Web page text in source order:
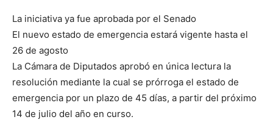
La iniciativa ya fue aprobada por el Senado
El nuevo estado de emergencia estará vigente hasta el
26 de agosto
La Cámara de Diputados aprobó en única lectura la
resolución mediante la cual se prórroga el estado de
emergencia por un plazo de 45 días, a partir del próximo
14 de julio del año en curso.